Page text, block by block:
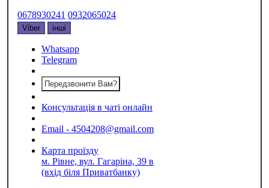
0678930241 0932065024
Viber інші
Whatsapp
Telegram
Передзвонити Вам?
Консультація в чаті онлайн
Email - 4504208@gmail.com
Карта проїзду
м. Рівне, вул. Гагаріна, 39 в
(вхід біля Приватбанку)